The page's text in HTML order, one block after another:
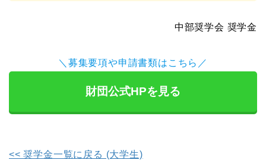
中部奨学会 奨学金
＼募集要項や申請書類はこちら／
財団公式HPを見る
<< 奨学金一覧に戻る (大学生)